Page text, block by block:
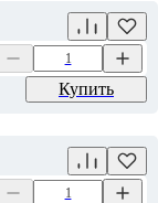
Купить